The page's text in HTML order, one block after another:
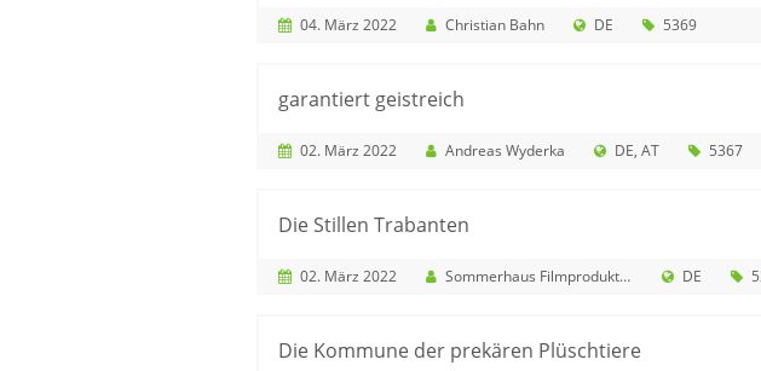
04. März 2022 Christian Bahn DE 5369
garantiert geistreich
02. März 2022 Andreas Wyderka DE AT 5367
Die Stillen Trabanten
02. März 2022 Sommerhaus Filmproduktion GmbH DE
Die Kommune der prekären Plüschtiere